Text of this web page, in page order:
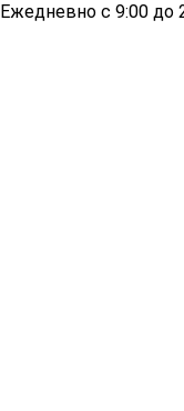
Ежедневно с 9:00 до